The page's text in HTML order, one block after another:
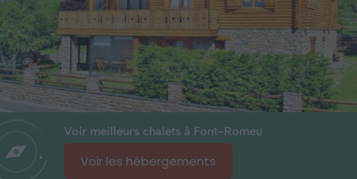
Voir meilleurs chalets à Font-Romeu
Voir les hébergements